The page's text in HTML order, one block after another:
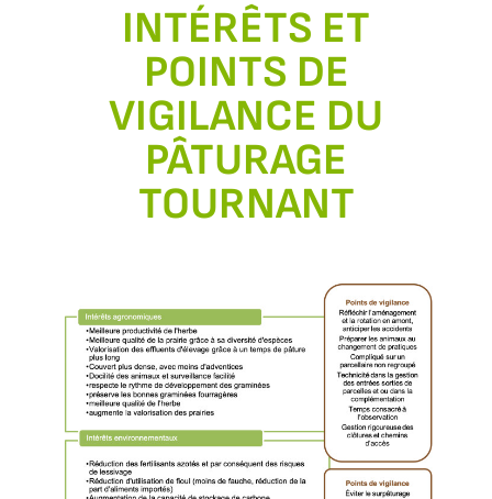
INTÉRÊTS ET
POINTS DE
VIGILANCE DU
PÂTURAGE
TOURNANT